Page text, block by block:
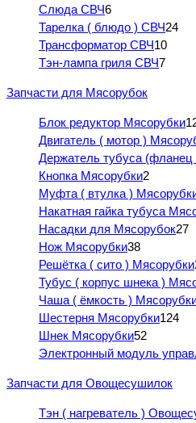
Слюда СВЧ6
Тарелка ( блюдо ) СВЧ24
Трансформатор СВЧ10
Тэн-лампа гриля СВЧ7
Запчасти для Мясорубок
Блок редуктор Мясорубки
Двигатель ( мотор )
Держатель тубуса (фланец
Кнопка Мясорубки2
Муфта ( втулка )
Накатная гайка тубуса
Насадки для Мясорубок27
Нож Мясорубки38
Решётка ( сито ) Мясорубки
Тубус ( корпус шнека )
Чаша ( ёмкость )
Шестерня Мясорубки124
Шнек Мясорубки52
Электронный модуль
Запчасти для Овощесушилок
Тэн ( нагреватель )